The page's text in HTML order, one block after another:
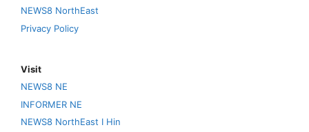
NEWS8 NorthEast
Privacy Policy
Visit
NEWS8 NE
INFORMER NE
NEWS8 NorthEast I Hin